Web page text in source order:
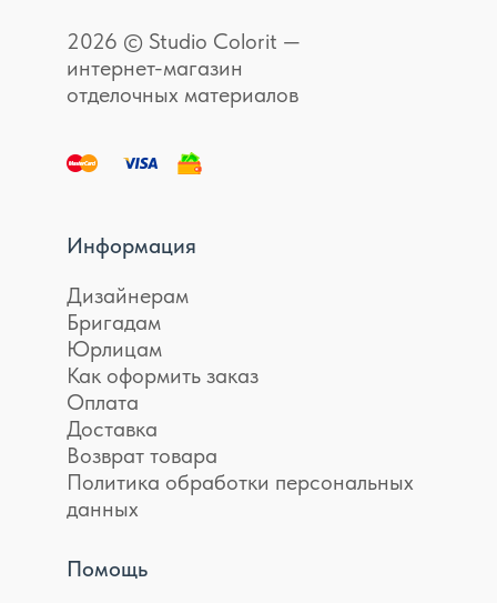
2026 © Studio Colorit —
интернет-магазин
отделочных материалов
Информация
Дизайнерам
Бригадам
Юрлицам
Как оформить заказ
Оплата
Доставка
Возврат товара
Политика обработки персональных
данных
Помощь